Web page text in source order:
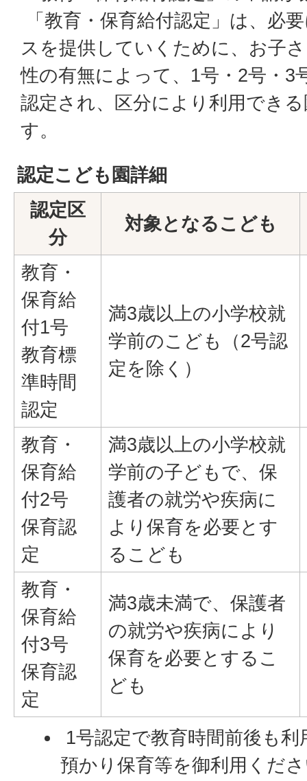
「教育・保育給付認定」は、必
スを提供していくために、お子
性の有無によって、1号・2号・3
認定され、区分により利用でき
す。
認定こども園詳細
認定区
分
対象となるこども
教育・
保育給
付1号
教育標
準時間
認定
満3歳以上の小学校就
学前のこども（2号認
定を除く）
教育・
保育給
付2号
保育認
定
満3歳以上の小学校就
学前の子どもで、保
護者の就労や疾病に
より保育を必要とす
るこども
教育・
保育給
付3号
保育認
定
満3歳未満で、保護者
の就労や疾病により
保育を必要とするこ
ども
1号認定で教育時間前後も
預かり保育等を御利用くだ